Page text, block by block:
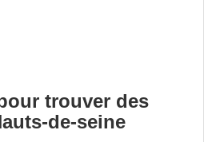
trouver des
de-seine